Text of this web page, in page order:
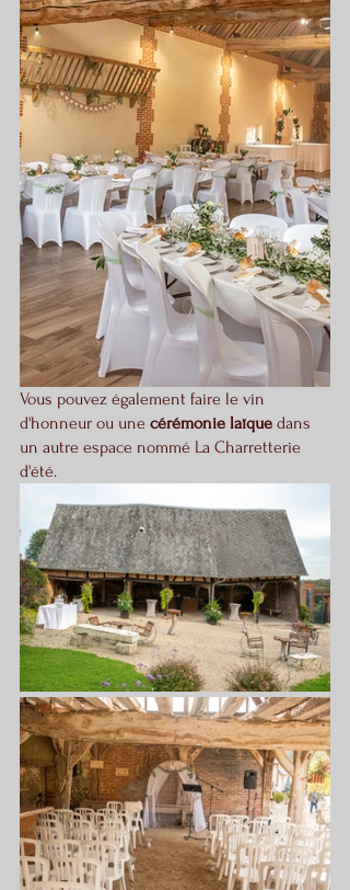
Vous pouvez également faire le vin
d'honneur ou une cérémonie laïque dans
un autre espace nommé La Charretterie
d'été.